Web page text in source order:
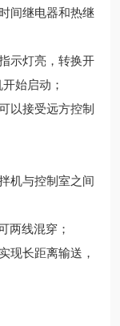
间继电器和热继
示灯亮，转换开
始启动；
以接受远方控制
机与控制室之间
两线混穿；
现长距离输送，